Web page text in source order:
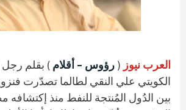
العرب نيوز ( رؤوس – أقلام ) بقلم رجل
الكويتي علي النقي لطالما تصدّرت
بين الدُول المُنتجة للنفط منذ إكتشافه